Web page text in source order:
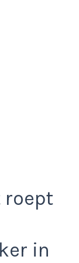
roept
in